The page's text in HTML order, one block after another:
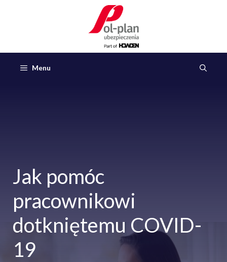
Menu
Jak pomóc
pracownikowi
dotkniętemu COVID-
19